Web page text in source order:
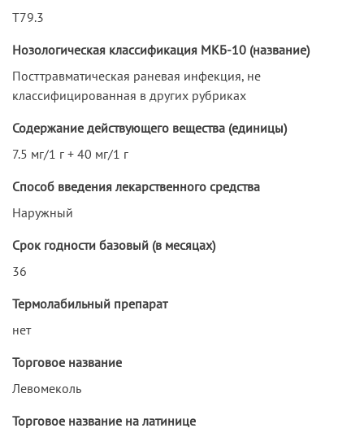
T79.3
Нозологическая классификация МКБ-10 (название)
Посттравматическая раневая инфекция, не
классифицированная в других рубриках
Содержание действующего вещества (единицы)
7.5 мг/1 г + 40 мг/1 г
Способ введения лекарственного средства
Наружный
Срок годности базовый (в месяцах)
36
Термолабильный препарат
нет
Торговое название
Левомеколь
Торговое название на латинице